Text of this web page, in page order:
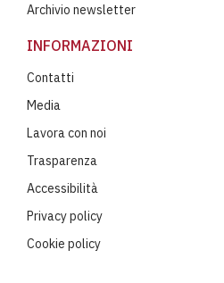
Archivio newsletter
INFORMAZIONI
Contatti
Media
Lavora con noi
Trasparenza
Accessibilità
Privacy policy
Cookie policy